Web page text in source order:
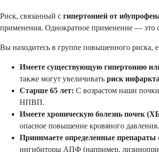
Риск, связанный с гипертонией от
применения. Однократное применение — это
Вы находитесь в группе повышенного риска,
Имеете существующую гипертонию
также могут увеличивать риск
Старше 65 лет: С возрастом наши
НПВП.
Имеете хроническую болезнь почек
опасное повышение кровяного давления.
Принимаете определенные препараты
ингибиторы АПФ (например,